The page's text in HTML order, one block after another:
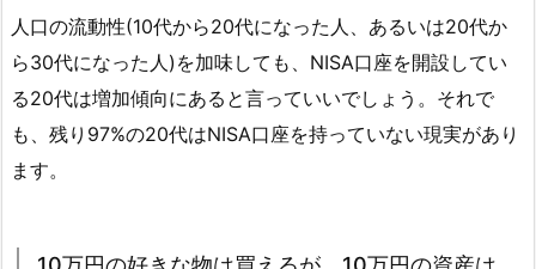
人口の流動性(10代から20代になった人、あるいは20代か
ら30代になった人)を加味しても、NISA口座を開設してい
る20代は増加傾向にあると言っていいでしょう。それで
も、残り97%の20代はNISA口座を持っていない現実があり
ます。